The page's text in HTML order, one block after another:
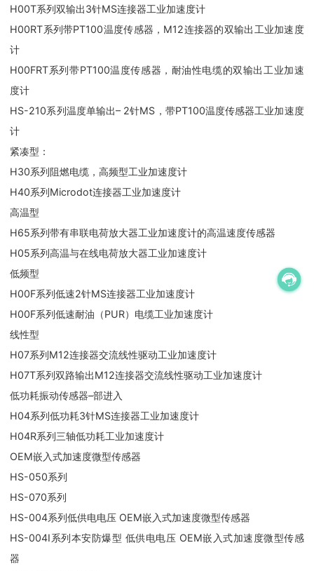
H00T系列双输出3针MS连接器工业加速度计
H00RT系列带PT100温度传感器，M12连接器的双输出工业加速度
计
H00FRT系列带PT100温度传感器，耐油性电缆的双输出工业加速
度计
HS-210系列温度单输出– 2针MS，带PT100温度传感器工业加速度
计
紧凑型：
H30系列阻燃电缆，高频型工业加速度计
H40系列Microdot连接器工业加速度计
高温型
H65系列带有串联电荷放大器工业加速度计的高温速度传感器
H05系列高温与在线电荷放大器工业加速度计
低频型
H00F系列低速2针MS连接器工业加速度计
H00F系列低速耐油（PUR）电缆工业加速度计
线性型
H07系列M12连接器交流线性驱动工业加速度计
H07T系列双路输出M12连接器交流线性驱动工业加速度计
低功耗振动传感器–部进入
H04系列低功耗3针MS连接器工业加速度计
H04R系列三轴低功耗工业加速度计
OEM嵌入式加速度微型传感器
HS-050系列
HS-070系列
HS-004系列低供电电压 OEM嵌入式加速度微型传感器
HS-004I系列本安防爆型 低供电电压 OEM嵌入式加速度微型传感
器